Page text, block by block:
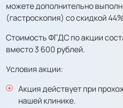
можете дополнительно
(гастроскопия) со скидкой
Стоимость ФГДС по акции
вместо 3 600 рублей.
Условия акции:
Акция действует при
нашей клинике.